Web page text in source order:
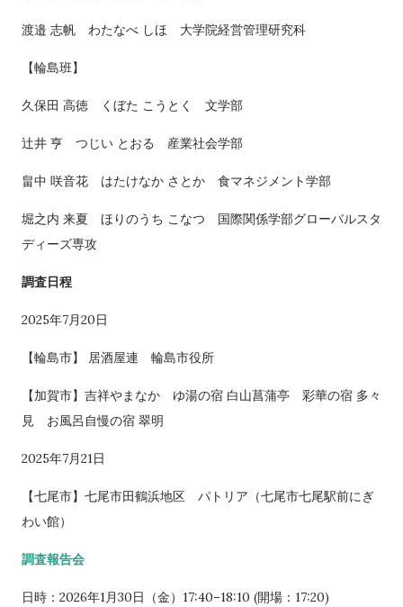
渡邉 志帆 わたなべ しほ 大学院経営管理研究科
【輪島班】
久保田 高徳 くぼた こうとく 文学部
辻井 亨 つじい とおる 産業社会学部
畠中 咲音花 はたけなか さとか 食マネジメント学部
堀之内 来夏 ほりのうち こなつ 国際関係学部グローバルスタ
ディーズ専攻
調査日程
2025年7月20日
【輪島市】 居酒屋連 輪島市役所
【加賀市】吉祥やまなか ゆ湯の宿 白山菖蒲亭 彩華の宿 多々
見 お風呂自慢の宿 翠明
2025年7月21日
【七尾市】七尾市田鶴浜地区 パトリア（七尾市七尾駅前にぎ
わい館）
調査報告会
日時：2026年1月30日（金）17:40–18:10 (開場：17:20)